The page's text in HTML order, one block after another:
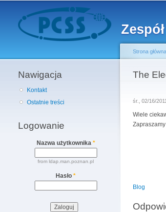
Menu główne
Nawigacja
Kontakt
Ostatnie treści
Logowanie
Nazwa użytkownika *
from ldap.man.poznan.pl
Hasło *
Jesteś
Strona główna
The
śr., 02/16/
Wiele
Blog